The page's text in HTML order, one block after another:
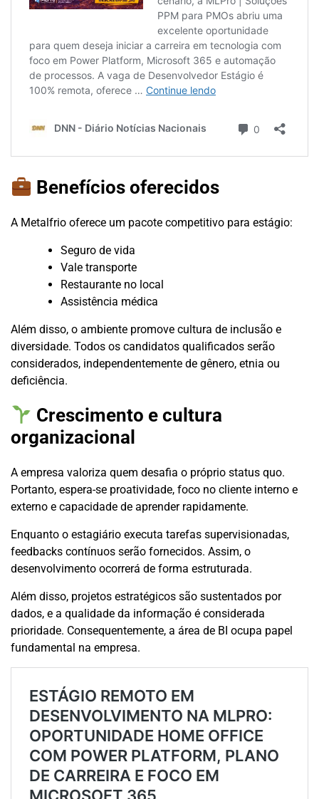
Benefícios oferecidos
A Metalfrio oferece um pacote competitivo para estágio:
Seguro de vida
Vale transporte
Restaurante no local
Assistência médica
Além disso, o ambiente promove cultura de inclusão e
diversidade. Todos os candidatos qualificados serão
considerados, independentemente de gênero, etnia ou
deficiência.
Crescimento e cultura
organizacional
A empresa valoriza quem desafia o próprio status quo.
Portanto, espera-se proatividade, foco no cliente interno e
externo e capacidade de aprender rapidamente.
Enquanto o estagiário executa tarefas supervisionadas,
feedbacks contínuos serão fornecidos. Assim, o
desenvolvimento ocorrerá de forma estruturada.
Além disso, projetos estratégicos são sustentados por
dados, e a qualidade da informação é considerada
prioridade. Consequentemente, a área de BI ocupa papel
fundamental na empresa.